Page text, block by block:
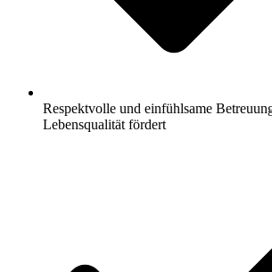
Respektvolle und einfühlsame
Lebensqualität fördert